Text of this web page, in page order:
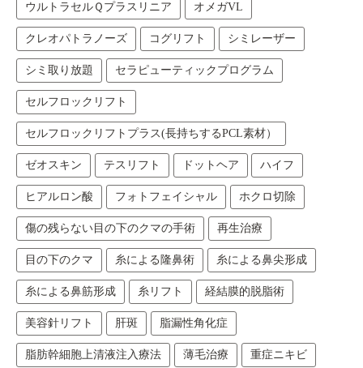
ウルトラセルＱプラスリニア オメガVL
クレオパトラノーズ コグリフト シミレーザー
シミ取り放題 セラピューティックプログラム
セルフロックリフト
セルフロックリフトプラス(長持ちするPCL素材）
ゼオスキン テスリフト ドットヘア ハイフ
ヒアルロン酸 フォトフェイシャル ホクロ切除
傷の残らない目の下のクマの手術 再生治療
目の下のクマ 糸による隆鼻術 糸による鼻尖形成
糸による鼻筋形成 糸リフト 経結膜的脱脂術
美容針リフト 肝斑 脂漏性角化症
脂肪幹細胞上清液注入療法 薄毛治療 重症ニキビ